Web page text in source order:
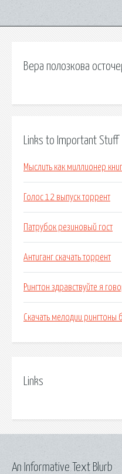
Вера полозкова
Links to Important Stuff
Мыслить как миллионер
Голос 12 выпуск торрент
Патрубок резиновый гост
Антиганг скачать торрент
Рингтон здравствуйте я
Скачать мелодии рингтоны
Links
An Informative Text Blurb